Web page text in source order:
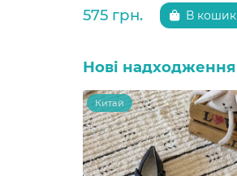
575 грн. В кошик
Нові надходження
Китай